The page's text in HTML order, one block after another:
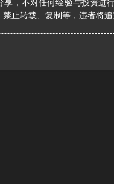
享，不对任何经验与投资进
止转载、复制等，违者将追